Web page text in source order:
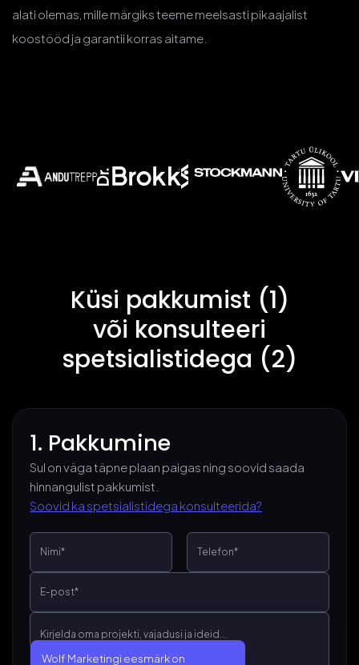
alati olemas, mille märgiks teeme meelsasti pikaajalist
koostööd ja garantii korras aitame.
Küsi pakkumist (1)
või konsulteeri
spetsialistidega (2)
1. Pakkumine
Sul on väga täpne plaan paigas ning soovid saada
hinnangulist pakkumist.
Soovid ka spetsialistidega konsulteerida?
Wolf Marketingi eesmärk on